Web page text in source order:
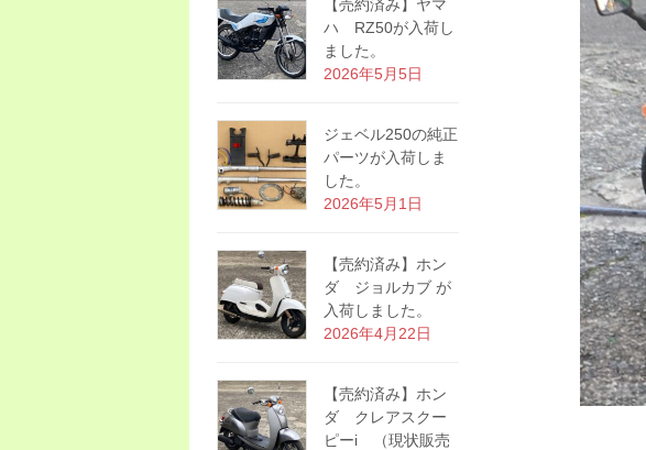
【売約済み】ヤマ
ハ RZ50が入荷し
ました。
2026年5月5日
ジェベル250の純正
パーツが入荷しま
した。
2026年5月1日
【売約済み】ホン
ダ ジョルカブ が
入荷しました。
2026年4月22日
【売約済み】ホン
ダ クレアスクー
ピーi （現状販売